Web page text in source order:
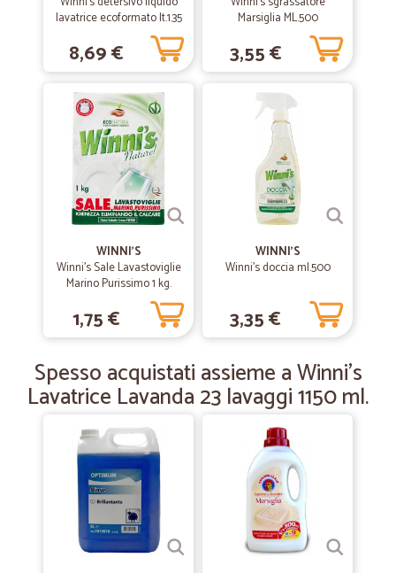
tutto perfetto.
24/05/2020
Andrea B.
Puntuali organizzati
Puntuali organizzati Complimenti
—Messner B.
Servizio eccellente merce come vista…
Servizio eccellente merce come vista on-line voto ottimo.
—Mario M.
Tutto ok, ottimo venditore
lavatrice ecoformato lt.1.35
8,69 €
Marsiglia ML.500
3,55 €
WINNI'S
Winni's Sale Lavastoviglie
Marino Purissimo 1 kg.
1,75 €
WINNI'S
Winni's doccia ml.500
3,35 €
Spesso acquistati assieme a Winni's
Lavatrice Lavanda 23 lavaggi 1150 ml.